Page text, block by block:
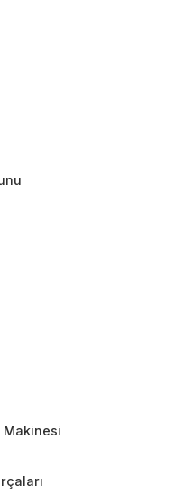
Makinesi